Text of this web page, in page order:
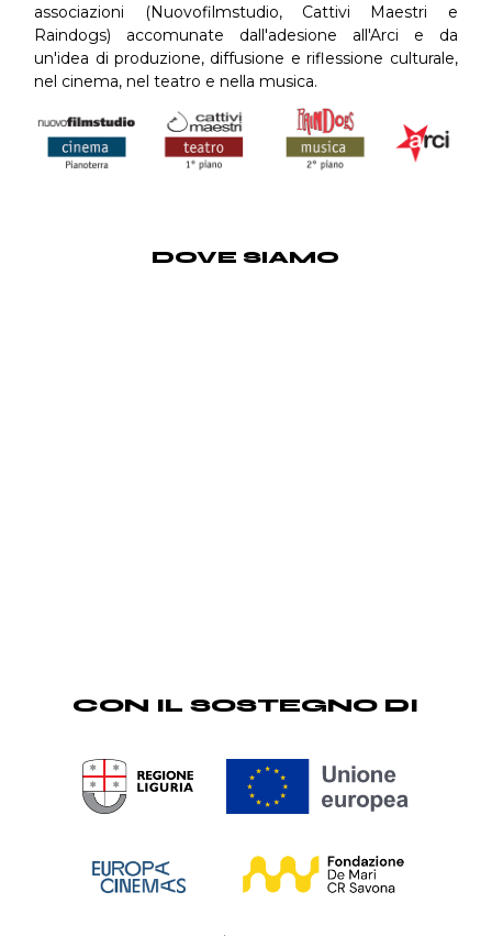
associazioni (Nuovofilmstudio, Cattivi Maestri e
Raindogs) accomunate dall'adesione all'Arci e da
un'idea di produzione, diffusione e riflessione culturale,
nel cinema, nel teatro e nella musica.
DOVE SIAMO
CON IL SOSTEGNO DI